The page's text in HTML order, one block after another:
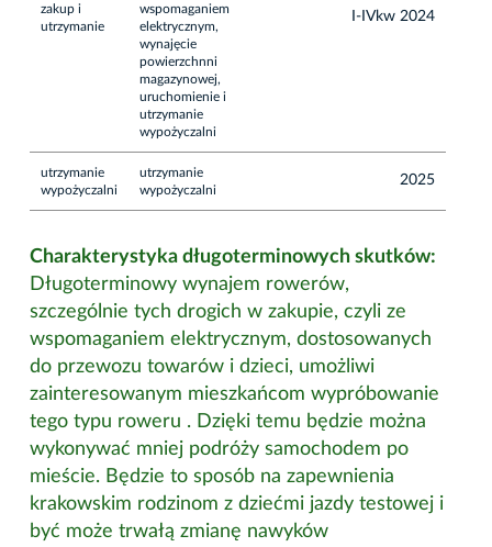
zakup i
utrzymanie
wspomaganiem
elektrycznym,
wynajęcie
powierzchnni
magazynowej,
uruchomienie i
utrzymanie
wypożyczalni
I-IVkw 2024
utrzymanie
wypożyczalni
utrzymanie
wypożyczalni
2025
Charakterystyka długoterminowych skutków:
Długoterminowy wynajem rowerów,
szczególnie tych drogich w zakupie, czyli ze
wspomaganiem elektrycznym, dostosowanych
do przewozu towarów i dzieci, umożliwi
zainteresowanym mieszkańcom wypróbowanie
tego typu roweru . Dzięki temu będzie można
wykonywać mniej podróży samochodem po
mieście. Będzie to sposób na zapewnienia
krakowskim rodzinom z dziećmi jazdy testowej i
być może trwałą zmianę nawyków